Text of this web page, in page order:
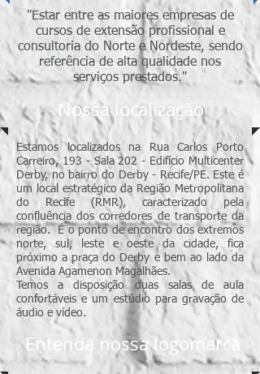
"Estar entre as maiores empresas de
cursos de extensão profissional e
consultoria do Norte e Nordeste, sendo
referência de alta qualidade nos
serviços prestados."
Nossa localização
Estamos localizados na Rua Carlos Porto
Carreiro, 193 - Sala 202 - Edifício Multicenter
Derby, no bairro do Derby - Recife/PE. Este é
um local estratégico da Região Metropolitana
do Recife (RMR), caracterizado pela
confluência dos corredores de transporte da
região. É o ponto de encontro dos extremos
norte, sul, leste e oeste da cidade, fica
próximo a praça do Derby e bem ao lado da
Avenida Agamenon Magalhães.
Temos a disposição duas salas de aula
confortáveis e um estúdio para gravação de
áudio e vídeo.
Entenda nossa logomarca